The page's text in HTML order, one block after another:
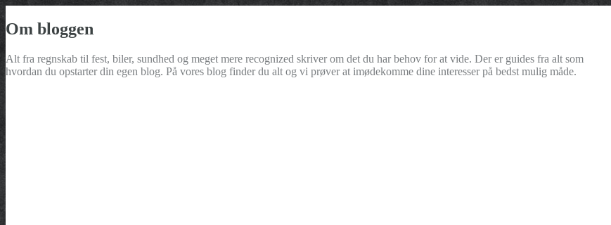
Om bloggen
Alt fra regnskab til fest, biler, sundhed og meget mere recognized skriver om det du har behov for at vide. Der er guides fra alt som
hvordan du opstarter din egen blog. På vores blog finder du alt og vi prøver at imødekomme dine interesser på bedst mulig måde.